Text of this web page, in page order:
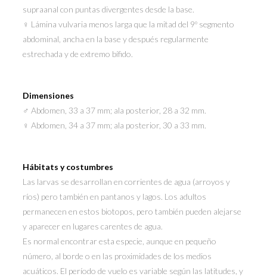
supraanal con puntas divergentes desde la base.
♀ Lámina vulvaria menos larga que la mitad del 9º segmento
abdominal, ancha en la base y después regularmente
estrechada y de extremo bífido.
Dimensiones
♂ Abdomen, 33 a 37 mm; ala posterior, 28 a 32 mm.
♀ Abdomen, 34 a 37 mm; ala posterior, 30 a 33 mm.
Hábitats y costumbres
Las larvas se desarrollan en corrientes de agua (arroyos y
ríos) pero también en pantanos y lagos. Los adultos
permanecen en estos biotopos, pero también pueden alejarse
y aparecer en lugares carentes de agua.
Es normal encontrar esta especie, aunque en pequeño
número, al borde o en las proximidades de los medios
acuáticos. El período de vuelo es variable según las latitudes, y